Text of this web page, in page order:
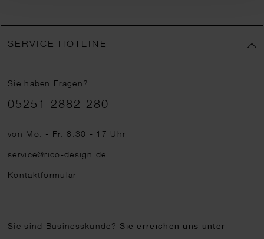
SERVICE HOTLINE
Sie haben Fragen?
Telefonnummer
05251 2882 280
von Mo. - Fr. 8:30 - 17 Uhr
service@rico-design.de
Kontaktformular
Sie sind Businesskunde?Sie erreichen uns unter